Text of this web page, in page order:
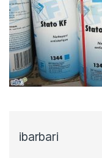
ibarbari